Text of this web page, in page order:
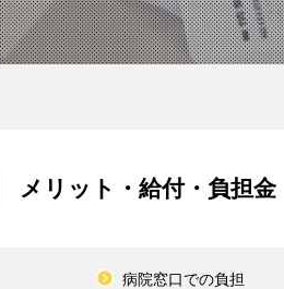
メリット・給付・負担金
病院窓口での負担